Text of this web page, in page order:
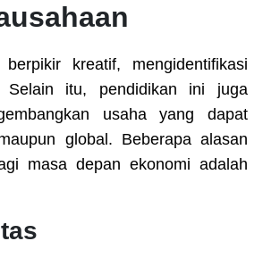
kreatif, mengidentifikasi
Selain itu, pendidikan ini juga
usaha yang dapat
global. Beberapa alasan
masa depan ekonomi adalah